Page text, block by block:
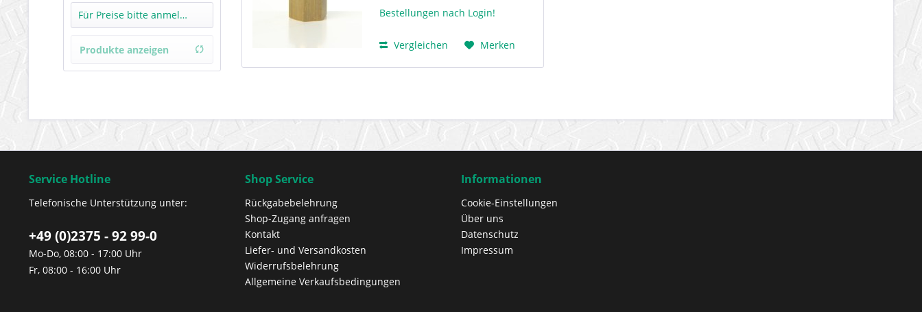
Hersteller unbekannt
Für Preise bitte anmelden!
Produkte anzeigen
Bestellungen nach Login!
Vergleichen Merken
Service Hotline
Telefonische Unterstützung unter:
+49 (0)2375 - 92 99-0
Mo-Do, 08:00 - 17:00 Uhr
Fr, 08:00 - 16:00 Uhr
Shop Service
Rückgabebelehrung
Shop-Zugang anfragen
Kontakt
Liefer- und Versandkosten
Widerrufsbelehrung
Allgemeine Verkaufsbedingungen
Informationen
Cookie-Einstellungen
Über uns
Datenschutz
Impressum